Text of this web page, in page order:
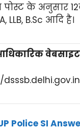
पोस्ट के अनुसार
LLB, B.Sc आदि है।
Police SI